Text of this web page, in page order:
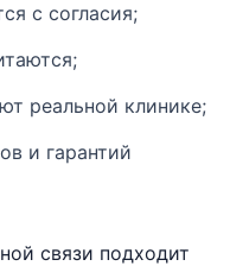
с согласия;
реальной клинике;
и гарантий
связи подходит